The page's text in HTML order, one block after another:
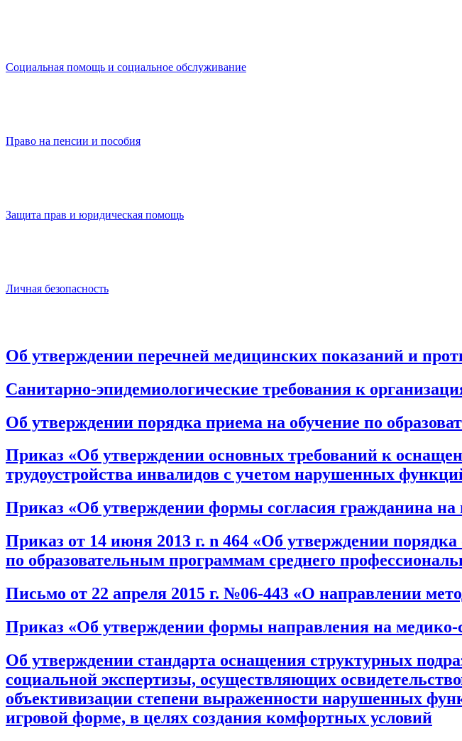
Социальная помощь и социальное обслуживание
Право на пенсии и пособия
Защита прав и юридическая помощь
Личная безопасность
Об утверждении перечней медицинских показаний и
Санитарно-эпидемиологические требования к
Об утверждении порядка приема на обучение по
Приказ «Об утверждении основных требований к
трудоустройства инвалидов с учетом нарушенных
Приказ «Об утверждении формы согласия гражданина на
Приказ от 14 июня 2013 г. n 464 «Об утверждении
по образовательным программам среднего
Письмо от 22 апреля 2015 г. №06-443 «О направлении
Приказ «Об утверждении формы направления на медико-
Об утверждении стандарта оснащения структурных
социальной экспертизы, осуществляющих
объективизации степени выраженности нарушенных
игровой форме, в целях создания комфортных условий